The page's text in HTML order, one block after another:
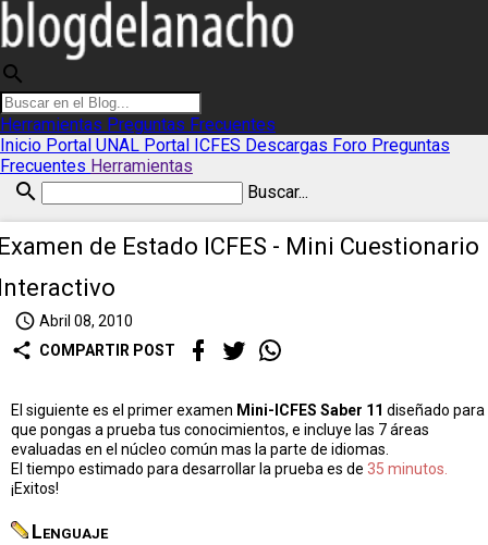
search
Herramientas Preguntas Frecuentes
Inicio Portal UNAL Portal ICFES Descargas Foro Preguntas
Frecuentes Herramientas
search Buscar...
de Estado ICFES - Mini Cuestionario
access_time Abril 08, 2010
share COMPARTIR POST
El siguiente es el primer examen Mini-ICFES Saber 11 diseñado para
que pongas a prueba tus conocimientos, e incluye las 7 áreas
evaluadas en el núcleo común mas la parte de idiomas.
El tiempo estimado para desarrollar la prueba es de 35 minutos.
¡Exitos!
Lenguaje